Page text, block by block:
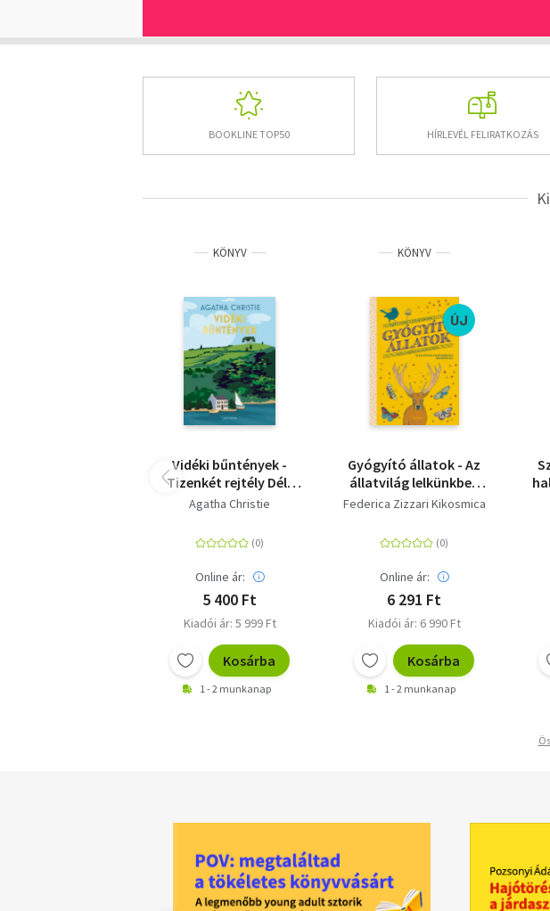
BOOKLINE TOP50 HÍRLEVÉL FELIRATKOZÁS
KÖNYV
Vidéki bűntények -
Tizenkét rejtély Dél-
Angliából
Agatha Christie
Online ár:
5 400 Ft
Kiadói ár: 5 999 Ft
Kosárba
1 - 2 munkanap
KÖNYV
ÚJ
Gyógyító állatok - Az
állatvilág lelkünkben
élő archetípusai
Federica Zizzari Kikosmica
Online ár:
6 291 Ft
Kiadói ár: 6 990 Ft
Kosárba
1 - 2 munkanap